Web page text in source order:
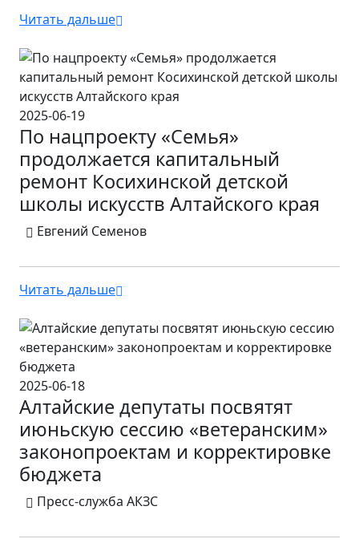
Читать дальше
2025-06-19
По нацпроекту «Семья»
продолжается капитальный
ремонт Косихинской детской
школы искусств Алтайского края
Евгений Семенов
Читать дальше
2025-06-18
Алтайские депутаты посвятят
июньскую сессию «ветеранским»
законопроектам и корректировке
бюджета
Пресс-служба АКЗС